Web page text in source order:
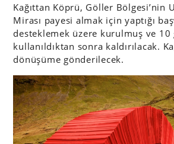
Kağıttan Köprü, Göller Bölgesi’nin
Mirası payesi almak için yaptığı
desteklemek üzere kurulmuş ve 10
kullanıldıktan sonra kaldırılacak.
dönüşüme gönderilecek.